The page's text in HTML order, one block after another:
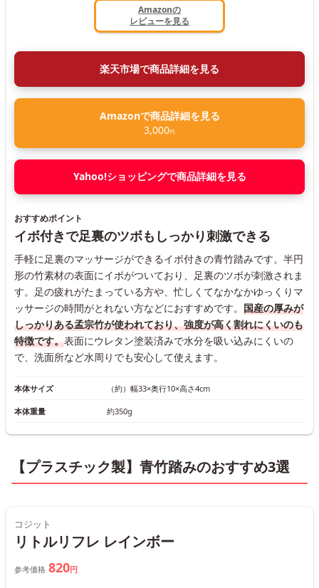
Amazonの
レビューを見る
楽天市場で商品詳細を見る
Amazonで商品詳細を見る
3,000円
Yahoo!ショッピングで商品詳細を見る
おすすめポイント
イボ付きで足裏のツボもしっかり刺激できる
手軽に足裏のマッサージができるイボ付きの青竹踏みです。半円
形の竹素材の表面にイボがついており、足裏のツボが刺激されま
す。足の疲れがたまっている方や、忙しくてなかなかゆっくりマ
ッサージの時間がとれない方などにおすすめです。 国産の厚みが
しっかりある孟宗竹が使われており、強度が高く割れにくいのも
特徴です。表面にウレタン塗装済みで水分を吸い込みにくいの
で、洗面所など水周りでも安心して使えます。
本体サイズ （約）幅33×奥行10×高さ4cm
本体重量 約350g
【プラスチック製】青竹踏みのおすすめ3選
コジット
リトルリフレ レインボー
参考価格 820円